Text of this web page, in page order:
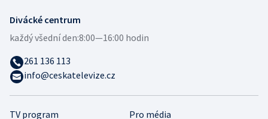
TV program Pro média
Divácké centrum
každý všední den:8:00—16:00 hodin
261 136 113
info@ceskatelevize.cz